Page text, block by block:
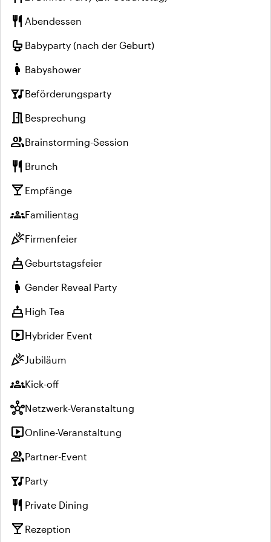
restaurant Abendessen
crib Babyparty (nach der Geburt)
pregnant_woman Babyshower
nightlifeBeförderungsparty
meeting_room Besprechung
groupBrainstorming-Session
restaurant Brunch
local_bar Empfänge
groupsFamilientag
celebrationFirmenfeier
cakeGeburtstagsfeier
pregnant_woman Gender Reveal Party
cake High Tea
live_tvHybrider Event
celebrationJubiläum
groupsKick-off
hubNetzwerk-Veranstaltung
live_tvOnline-Veranstaltung
groupPartner-Event
nightlifeParty
restaurant Private Dining
local_bar Rezeption